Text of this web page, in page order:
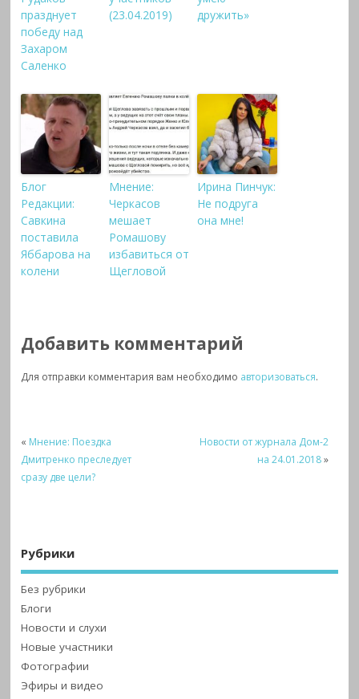
празднует
победу над
Захаром
Саленко
(23.04.2019)
дружить»
Блог
Редакции:
Савкина
поставила
Яббарова на
колени
Мнение:
Черкасов
мешает
Ромашову
избавиться от
Щегловой
Ирина Пинчук:
Не подруга
она мне!
Добавить комментарий
Для отправки комментария вам необходимо авторизоваться.
« Мнение: Поездка
Дмитренко преследует
сразу две цели?
Новости от журнала Дом-2
на 24.01.2018»
Рубрики
Без рубрики
Блоги
Новости и слухи
Новые участники
Фотографии
Эфиры и видео